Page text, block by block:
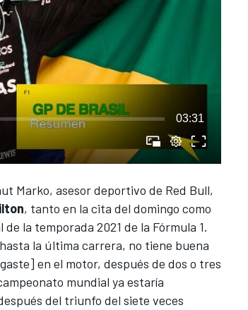
03:31
Marko, asesor deportivo de Red Bull,
, tanto en la cita del domingo como
la temporada 2021 de la Fórmula 1.
la última carrera, no tiene buena
en el motor, después de dos o tres
mundial ya estaría
del triunfo del siete veces